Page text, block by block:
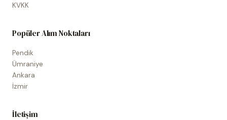
KVKK
Popüler Alım Noktaları
Pendik
Ümraniye
Ankara
İzmir
İletişim